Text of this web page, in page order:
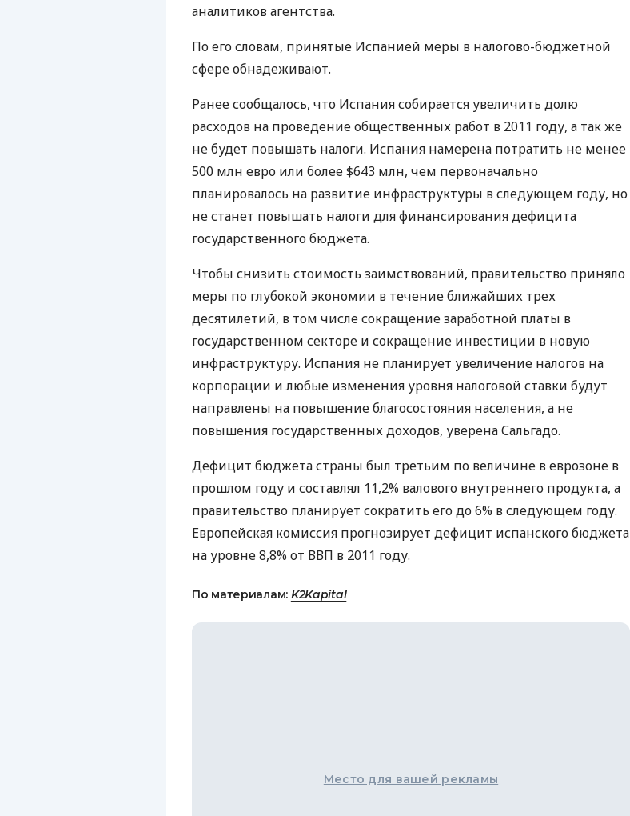
КЕШБЭКА
аналитиков агентства.
По его словам, принятые Испанией меры в налогово-бюджетной
сфере обнадеживают.
Ранее сообщалось, что Испания собирается увеличить долю
расходов на проведение общественных работ в 2011 году, а так же
не будет повышать налоги. Испания намерена потратить не менее
500 млн евро или более $643 млн, чем первоначально
планировалось на развитие инфраструктуры в следующем году, но
не станет повышать налоги для финансирования дефицита
государственного бюджета.
Чтобы снизить стоимость заимствований, правительство приняло
меры по глубокой экономии в течение ближайших трех
десятилетий, в том числе сокращение заработной платы в
государственном секторе и сокращение инвестиции в новую
инфраструктуру. Испания не планирует увеличение налогов на
корпорации и любые изменения уровня налоговой ставки будут
направлены на повышение благосостояния населения, а не
повышения государственных доходов, уверена Сальгадо.
Дефицит бюджета страны был третьим по величине в еврозоне в
прошлом году и составлял 11,2% валового внутреннего продукта, а
правительство планирует сократить его до 6% в следующем году.
Европейская комиссия прогнозирует дефицит испанского бюджета
на уровне 8,8% от ВВП в 2011 году.
По материалам: K2Kapital
Место для вашей рекламы